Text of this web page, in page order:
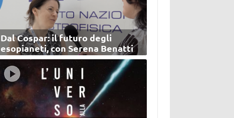
Dal Cospar: il futuro degli
esopianeti, con Serena Benatti